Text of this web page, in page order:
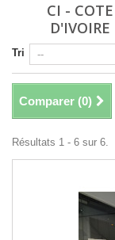
CI - COTE
D'IVOIRE
Tri
Comparer (0)
Résultats 1 - 6 sur 6.